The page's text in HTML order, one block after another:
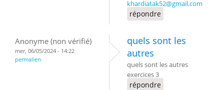
khardiatak52@gmail.com
répondre
Anonyme (non vérifié)
mer, 06/05/2024 - 14:22
permalien
quels sont les
autres
quels sont les autres
exercices 3
répondre